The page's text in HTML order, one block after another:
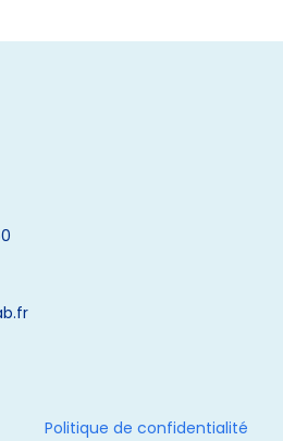
Politique de confidentialité